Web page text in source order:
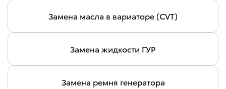
Замена масла в вариаторе (CVT)
Замена жидкости ГУР
Замена ремня генератора